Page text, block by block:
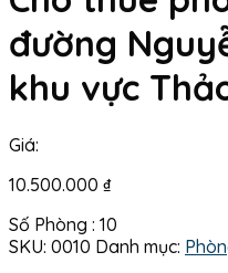
đường
khu vực
Giá:
10.500.000 ₫
Số Phòng : 10
SKU: 0010 Danh mục: